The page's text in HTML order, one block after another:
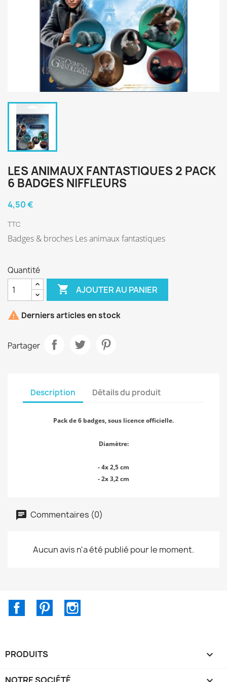
LES ANIMAUX FANTASTIQUES 2 PACK
6 BADGES NIFFLEURS
4,50 €
TTC
Badges & broches Les animaux fantastiques
Quantité
 AJOUTER AU PANIER
 Derniers articles en stock
Partager
Description Détails du produit
Pack de 6 badges, sous licence officielle.
Diamètre:
- 4x 2,5 cm
- 2x 3,2 cm
Commentaires (0)
Aucun avis n'a été publié pour le moment.
FacebookPinterest
PRODUITS 